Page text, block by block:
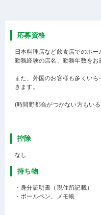
応募資格
日本料理店など飲食店でのホー
勤務経験の店名、勤務年数をお
また、外国のお客様も多くい
きます。
(時間野都合がつかない方もい
控除
なし
持ち物
・身分証明書（現住所記載）
・ボールペン、メモ帳